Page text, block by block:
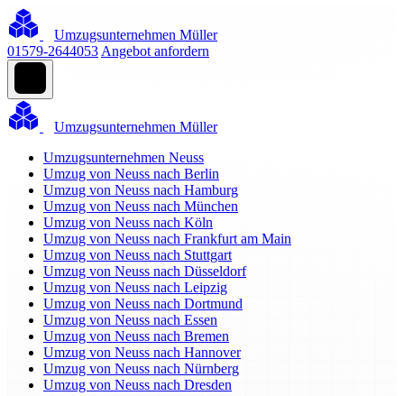
Umzugsunternehmen Müller
01579-2644053 Angebot anfordern
Umzugsunternehmen Müller
Umzugsunternehmen Neuss
Umzug von Neuss nach Berlin
Umzug von Neuss nach Hamburg
Umzug von Neuss nach München
Umzug von Neuss nach Köln
Umzug von Neuss nach Frankfurt am Main
Umzug von Neuss nach Stuttgart
Umzug von Neuss nach Düsseldorf
Umzug von Neuss nach Leipzig
Umzug von Neuss nach Dortmund
Umzug von Neuss nach Essen
Umzug von Neuss nach Bremen
Umzug von Neuss nach Hannover
Umzug von Neuss nach Nürnberg
Umzug von Neuss nach Dresden